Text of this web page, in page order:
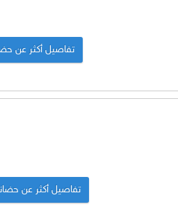
تفاصيل أكثر عن
تفاصيل أكثر عن